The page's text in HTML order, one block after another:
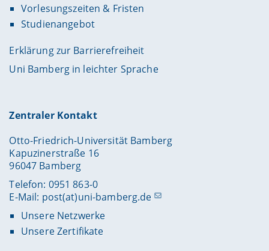
Vorlesungszeiten & Fristen
Studienangebot
Erklärung zur Barrierefreiheit
Uni Bamberg in leichter Sprache
Zentraler Kontakt
Otto-Friedrich-Universität Bamberg
Kapuzinerstraße 16
96047 Bamberg
Telefon: 0951 863-0
E-Mail: post(at)uni-bamberg.de
Unsere Netzwerke
Unsere Zertifikate